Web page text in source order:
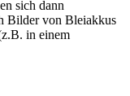
sich dann
Bilder von Bleiakkus
in einem